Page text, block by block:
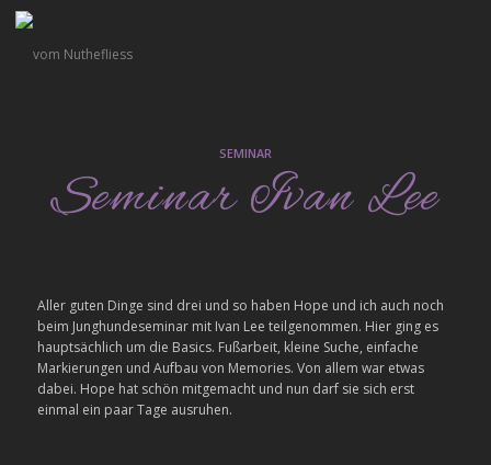
SEMINAR
Seminar Ivan Lee
Aller guten Dinge sind drei und so haben Hope und ich auch noch
beim Junghundeseminar mit Ivan Lee teilgenommen. Hier ging es
hauptsächlich um die Basics. Fußarbeit, kleine Suche, einfache
Markierungen und Aufbau von Memories. Von allem war etwas
dabei. Hope hat schön mitgemacht und nun darf sie sich erst
einmal ein paar Tage ausruhen.